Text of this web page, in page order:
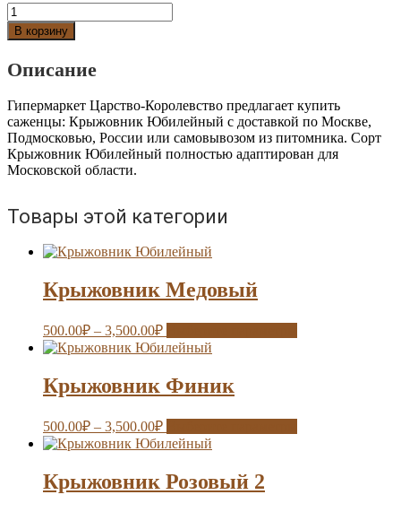
Количество
Крыжовник
Юбилейный
В корзину
Описание
Гипермаркет Царство-Королевство предлагает купить
саженцы: Крыжовник Юбилейный с доставкой по Москве,
Подмосковью, России или самовывозом из питомника. Сорт
Крыжовник Юбилейный полностью адаптирован для
Московской области.
Товары этой категории
Крыжовник Медовый
500.00₽ – 3,500.00₽
Крыжовник Финик
500.00₽ – 3,500.00₽
Крыжовник Розовый 2